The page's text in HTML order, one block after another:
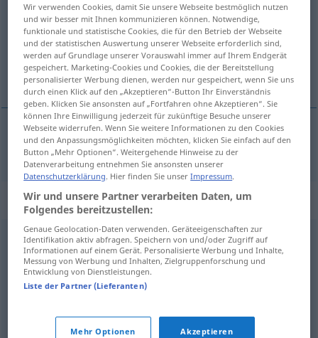
Übersicht aller Übersetzungen
(Für mehr Details die Übersetzung anklicken/antippen)
置く
置く [oku] hinstellen
Synonyme für "hinstellen"
ablegen,abstellen,ausrichten
nennen,(jemanden etwas) heißen (geh., veraltet)
(jemanden irgendwohin) stellen,aufstellen
Wir verwenden Cookies, damit Sie unsere Webseite bestmöglich nutzen
und wir besser mit Ihnen kommunizieren können. Notwendige,
funktionale und statistische Cookies, die für den Betrieb der Webseite
und der statistischen Auswertung unserer Webseite erforderlich sind,
werden auf Grundlage unserer Vorauswahl immer auf Ihrem Endgerät
gespeichert. Marketing-Cookies und Cookies, die der Bereitstellung
personalisierter Werbung dienen, werden nur gespeichert, wenn Sie uns
durch einen Klick auf den „Akzeptieren“-Button Ihr Einverständnis
geben. Klicken Sie ansonsten auf „Fortfahren ohne Akzeptieren“. Sie
können Ihre Einwilligung jederzeit für zukünftige Besuche unserer
Webseite widerrufen. Wenn Sie weitere Informationen zu den Cookies
und den Anpassungsmöglichkeiten möchten, klicken Sie einfach auf den
Button „Mehr Optionen“. Weitergehende Hinweise zu der
Datenverarbeitung entnehmen Sie ansonsten unserer
Datenschutzerklärung. Hier finden Sie unserImpressum.
Wir und unsere Partner verarbeiten Daten, um
Folgendes bereitzustellen:
Genaue Geolocation-Daten verwenden. Geräteeigenschaften zur
Identifikation aktiv abfragen. Speichern von und/oder Zugriff auf
Informationen auf einem Gerät. Personalisierte Werbung und Inhalte,
Messung von Werbung und Inhalten, Zielgruppenforschung und
Entwicklung von Dienstleistungen.
Liste der Partner (Lieferanten)
Mehr Optionen Akzeptieren